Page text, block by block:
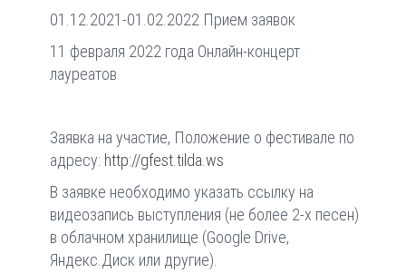
01.12.2021-01.02.2022 Прием заявок
11 февраля 2022 года Онлайн-концерт
лауреатов
Заявка на участие, Положение о фестивале по
адресу: http://gfest.tilda.ws
В заявке необходимо указать ссылку на
видеозапись выступления (не более 2-х песен)
в облачном хранилище (Google Drive,
Яндекс.Диск или другие).